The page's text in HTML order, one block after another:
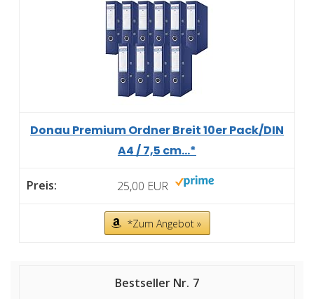
Donau Premium Ordner Breit 10er Pack/DIN
A4 / 7,5 cm...*
25,00 EUR
*Zum Angebot »
7